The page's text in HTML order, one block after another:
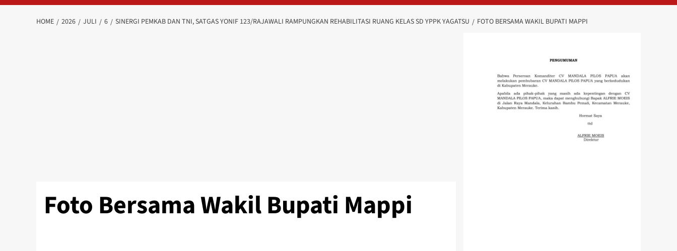
HOME 2026 JULI 6 SINERGI PEMKAB DAN TNI, SATGAS YONIF 123/RAJAWALI RAMPUNGKAN REHABILITASI RUANG KELAS SD YPPK YAGATSU FOTO BERSAMA WAKIL BUPATI MAPPI
Foto Bersama Wakil Bupati Mappi